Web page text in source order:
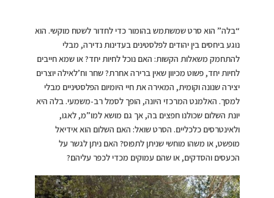
“בלה” הוא סרט שמשתמש בהומור כדי לחדור לשטח מוקשי. הוא
נוגע ביחסים בין יהודים לפלסטינים בעדינות נדירה, מבלי
להתחמק משאלות הקשות: האם נוכל לחיות יחד? או שמא חייבים
לחיות יחד, פשוט מכיוון שאין ברירה אחרת? שחר וח’לאילה יוצרים
יצירה שנונה וקומית, המאירה את חיי היומיום הפלסטיניים מבלי
למסך. האלמנט המרכזי היונה, הופך לסמל רב-משמעי. בלה היא
יונת השלום שכולנו חפצים בה, אך גם מושא למו”מ, לאגו,
ולאינטרסים כלכליים. הסרט שואל: האם השלום הוא אידיאל
מופשט, או משהו מוחשי שניתן לתפוס? האם ניתן לגשר על
הכעסים והסדקים, או שהם עמוקים מכדי לכפר עליהם?